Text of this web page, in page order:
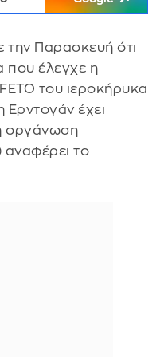
την Παρασκευή ότι
που έλεγχε η
του ιεροκήρυκα
Ερντογάν έχει
οργάνωση
το